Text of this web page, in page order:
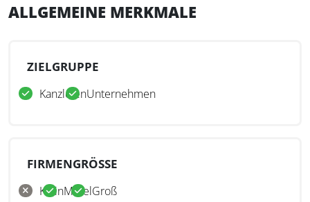
ALLGEMEINE MERKMALE
ZIELGRUPPE
KanzleienUnternehmen
FIRMENGRÖSSE
KleinMittelGroß